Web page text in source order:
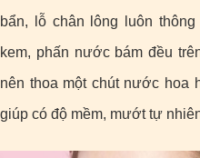
bẩn, lỗ chân lông luôn
kem, phấn nước bám đều
nên thoa một chút nước hoa
giúp có độ mềm, mướt tự